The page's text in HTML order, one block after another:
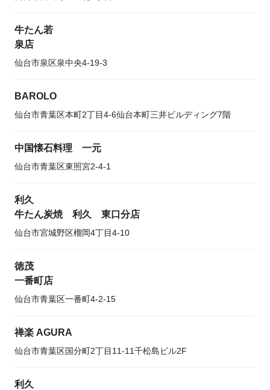
牛たん若
泉店
仙台市泉区泉中央4-19-3
BAROLO
仙台市青葉区本町2丁目4-6仙台本町三井ビルディング7階
中国懐石料理 一元
仙台市青葉区東照宮2-4-1
利久
牛たん炭焼 利久 東口分店
仙台市宮城野区榴岡4丁目4-10
徳茂
一番町店
仙台市青葉区一番町4-2-15
禅楽 AGURA
仙台市青葉区国分町2丁目11-11千松島ビル2F
利久